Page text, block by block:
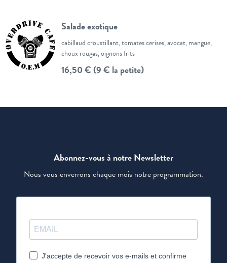
Salade exotique
cabillaud croustillant, tomates cerises, avocat, mangue,
choux rouges, oignons frits
16,50 € (9 € la petite)
Abonnez-vous à notre Newsletter
Nous vous enverrons chaque mois notre programmation.
J'accepte de recevoir vos e-mails et confirme